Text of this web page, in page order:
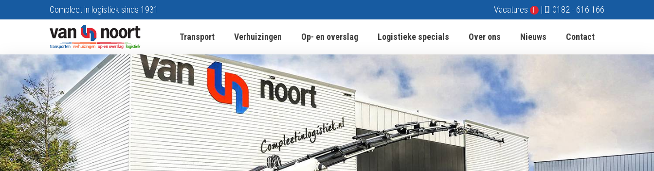
Compleet in logistiek sinds 1931 Vacatures 1 | 0182 - 616 166
Transport Verhuizingen Op- en overslag Logistieke specials Over ons Nieuws Contact